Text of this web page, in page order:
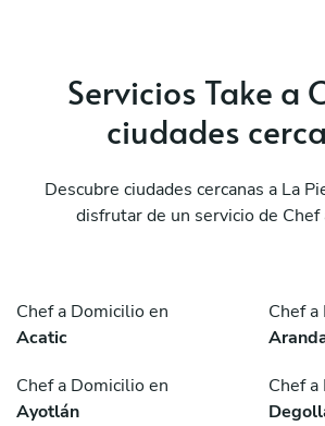
Servicios Take a
ciudades
Descubre ciudades cercanas a La
disfrutar de un servicio de
Chef a Domicilio en
Acatic
Chef
Chef a Domicilio en
Ayotlán
Chef